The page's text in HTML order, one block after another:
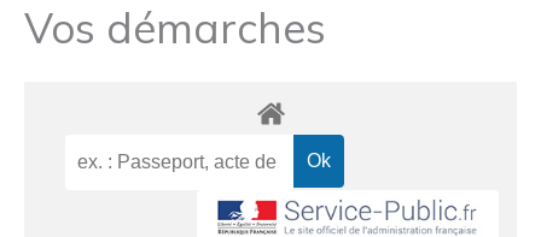
Vos démarches